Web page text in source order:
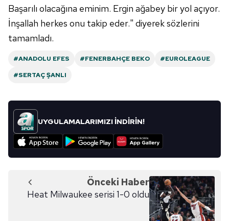
Başarılı olacağına eminim. Ergin ağabey bir yol açıyor.
İnşallah herkes onu takip eder." diyerek sözlerini
tamamladı.
#ANADOLU EFES #FENERBAHÇE BEKO
#EUROLEAGUE
#SERTAÇ ŞANLI
UYGULAMALARIMIZI İNDİRİN!
Önceki Haber
Heat Milwaukee serisi 1-0 oldu